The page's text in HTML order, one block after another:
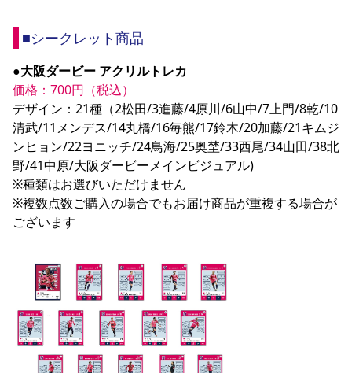
■シークレット商品
●大阪ダービー アクリルトレカ
価格：700円（税込）
デザイン：21種（2松田/3進藤/4原川/6山中/7上門/8乾/10
清武/11メンデス/14丸橋/16毎熊/17鈴木/20加藤/21キムジ
ンヒョン/22ヨニッチ/24鳥海/25奥埜/33西尾/34山田/38北
野/41中原/大阪ダービーメインビジュアル)
※種類はお選びいただけません
※複数点数ご購入の場合でもお届け商品が重複する場合が